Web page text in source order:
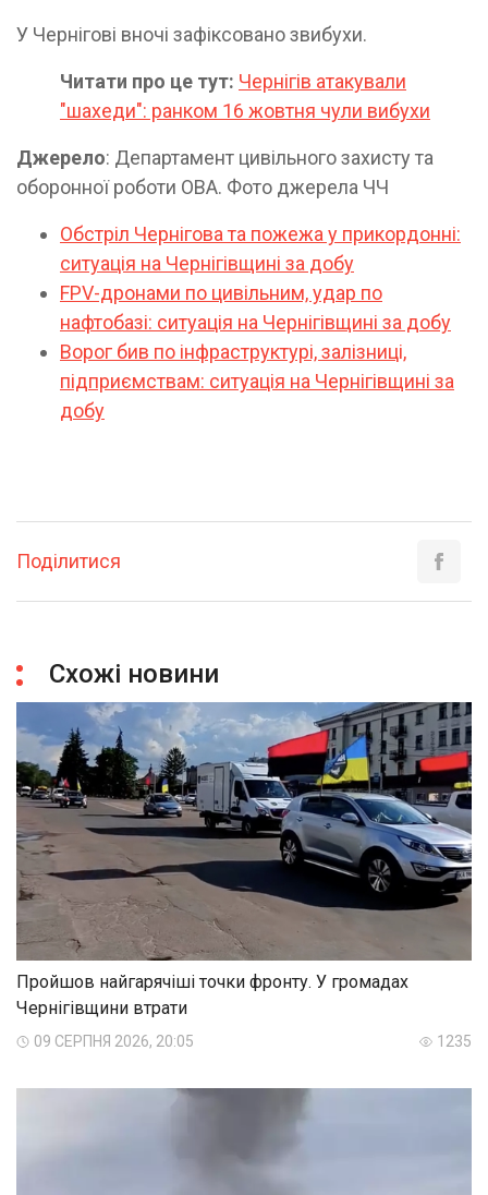
У Чернігові вночі зафіксовано звибухи.
Читати про це тут: Чернігів атакували
"шахеди": ранком 16 жовтня чули вибухи
Джерело: Департамент цивільного захисту та
оборонної роботи ОВА. Фото джерела ЧЧ
Обстріл Чернігова та пожежа у прикордонні:
ситуація на Чернігівщині за добу
FPV-дронами по цивільним, удар по
нафтобазі: ситуація на Чернігівщині за добу
Ворог бив по інфраструктурі, залізниці,
підприємствам: ситуація на Чернігівщині за
добу
Поділитися
Схожі новини
Пройшов найгарячіші точки фронту. У громадах
Чернігівщини втрати
09 СЕРПНЯ 2026, 20:05 1235